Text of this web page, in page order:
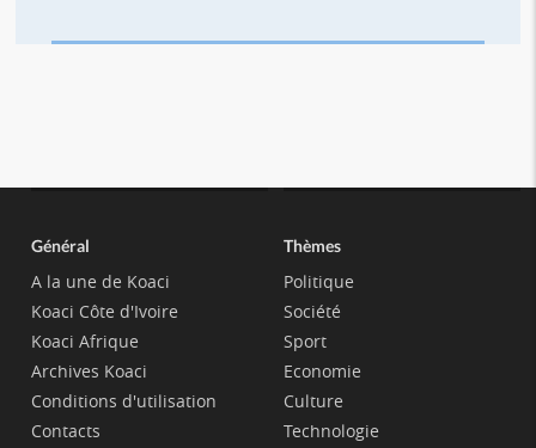
Général
A la une de Koaci
Koaci Côte d'Ivoire
Koaci Afrique
Archives Koaci
Conditions d'utilisation
Contacts
Thèmes
Politique
Société
Sport
Economie
Culture
Technologie